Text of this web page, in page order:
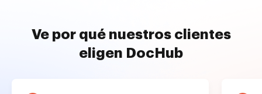
Ve por qué nuestros clientes
eligen DocHub